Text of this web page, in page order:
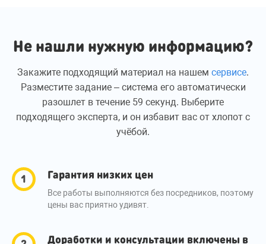
Не нашли нужную информацию?
Закажите подходящий материал на нашем сервисе.
Разместите задание – система его автоматически
разошлет в течение 59 секунд. Выберите
подходящего эксперта, и он избавит вас от хлопот с
учёбой.
Гарантия низких цен
Все работы выполняются без посредников, поэтому
цены вас приятно удивят.
Доработки и консультации включены в